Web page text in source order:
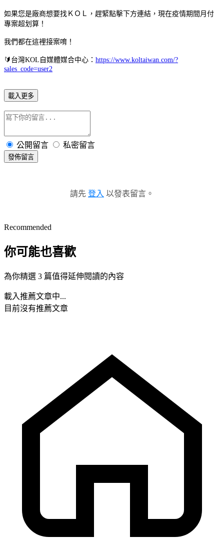
如果您是廠商想要找ＫＯＬ，趕緊點擊下方連結，現在疫情期間月付
專案超划算！
我們都在這裡接案唷！
🔰台灣KOL自媒體媒合中心： https://www.koltaiwan.com/?
sales_code=user2
載入更多
公開留言 私密留言
發佈留言
請先 登入 以發表留言。
Recommended
你可能也喜歡
為你精選 3 篇值得延伸閱讀的內容
載入推薦文章中...
目前沒有推薦文章